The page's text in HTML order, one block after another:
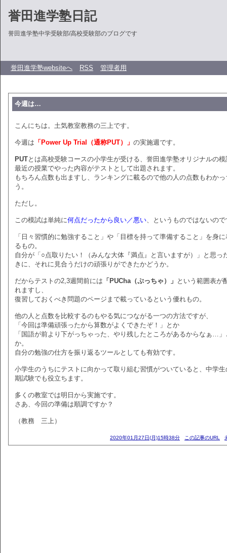
誉田進学塾日記
誉田進学塾中学受験部/高校受験部のブログです
誉田進学塾websiteへ RSS 管理者用
今週は…
こんにちは。土気教室教務の三上です。
今週は 「Power Up Trial（通称PUT）」 の実施週です。
PUTとは高校受験コースの小学生が受ける、誉田進学塾オリジナルの模
最近の授業でやった内容がテストとして出題されます。
もちろん点数も出ますし、ランキングに載るので他の人の点数もわかっ
う。
ただし。
この模試は単純に何点だったから良い／悪い、というものではないので
「日々習慣的に勉強すること」や「目標を持って準備すること」を身
るもの。
自分が「○点取りたい！（みんな大体『満点』と言いますが）」と思っ
きに、それに見合うだけの頑張りができたかどうか。
だからテストの2,3週間前には 「PUCha（ぷっちゃ）」 という範囲表が
れますし、
復習しておくべき問題のページまで載っているという優れもの。
他の人と点数を比較するのもやる気につながる一つの方法ですが、
「今回は準備頑張ったから算数がよくできたぞ！」とか
「国語が前より下がっちゃった、やり残したところがあるからなぁ…」
か。
自分の勉強の仕方を振り返るツールとしても有効です。
小学生のうちにテストに向かって取り組む習慣がついていると、中学生
期試験でも役立ちます。
多くの教室では明日から実施です。
さあ、今回の準備は順調ですか？
（教務 三上）
2020年01月27日(月)15時38分 この記事のURL